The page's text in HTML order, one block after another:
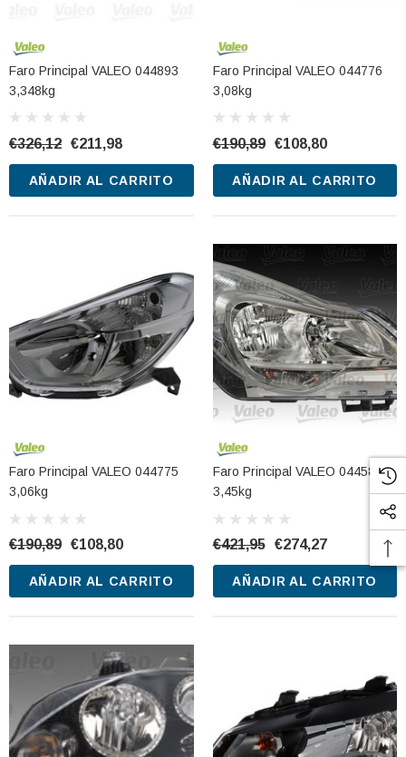
Faro Principal VALEO 044893
3,348kg
€326,12 €211,98
AÑADIR AL CARRITO
Faro Principal VALEO 044776
3,08kg
€190,89 €108,80
AÑADIR AL CARRITO
Faro Principal VALEO 044775
3,06kg
€190,89 €108,80
AÑADIR AL CARRITO
Faro Principal VALEO 044586
3,45kg
€421,95 €274,27
AÑADIR AL CARRITO